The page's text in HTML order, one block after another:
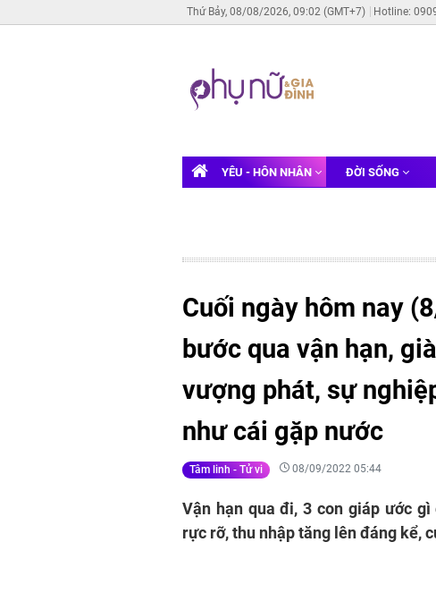
Thứ Bảy, 08/08/2026, 09:02 (GMT+7) Hotline:
YÊU - HÔN NHÂN ĐỜI SỐNG
Cuối ngày hôm nay
bước qua vận hạn,
vượng phát, sự
như cái gặp nước
Tâm linh - Tử vi 08/09/2022 05:44
Vận hạn qua đi, 3 con giáp ước
rực rỡ, thu nhập tăng lên đáng kể,